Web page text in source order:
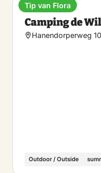
Camping
Camping de
Hanendorperweg
Outdoor / Outside
Tip van Flora